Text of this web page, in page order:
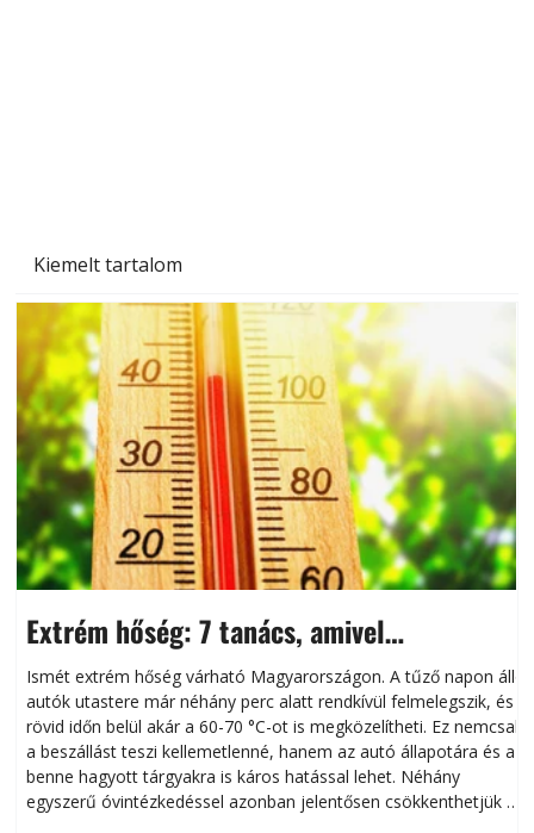
Kiemelt tartalom
Extrém hőség: 7 tanács, amivel
megóvhatjuk autónkat a nyári károktól
Ismét extrém hőség várható Magyarországon. A tűző napon álló
autók utastere már néhány perc alatt rendkívül felmelegszik, és
rövid időn belül akár a 60-70 °C-ot is megközelítheti. Ez nemcsak
a beszállást teszi kellemetlenné, hanem az autó állapotára és a
benne hagyott tárgyakra is káros hatással lehet. Néhány
egyszerű óvintézkedéssel azonban jelentősen csökkenthetjük a